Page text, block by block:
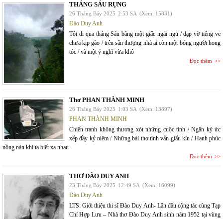
THÁNG SÁU RỤNG
26 Tháng Bảy 2025 2:53 SA (Xem: 15831)
Đào Duy Anh
Tôi đi qua tháng Sáu bằng một giấc ngái ngủ / đạp vỡ tiếng ve
chưa kịp gào / trên sân thượng nhà ai còn một bóng người hong
tóc / và một ý nghĩ vừa khô
Đọc thêm
Thơ PHAN THÀNH MINH
26 Tháng Bảy 2025 1:03 SA (Xem: 13897)
PHAN THÀNH MINH
Chiến tranh không thương xót những cuộc tình / Ngăn ký ức
xếp đầy kỷ niệm / Những bài thơ tình vẫn giấu kín / Hạnh phúc
nồng nàn khi ta biết xa nhau
Đọc thêm
THƠ ĐÀO DUY ANH
23 Tháng Bảy 2025 12:49 SA (Xem: 16099)
Đào Duy Anh
LTS: Giới thiệu thi sĩ Đào Duy Anh- Lần đầu cộng tác cùng Tạp
Chí Hợp Lưu – Nhà thơ Đào Duy Anh sinh năm 1952 tại vùng